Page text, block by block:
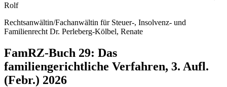
Rolf
Rechtsanwältin/Fachanwältin für Steuer-, Insolvenz- und
Familienrecht Dr. Perleberg-Kölbel, Renate
FamRZ-Buch 29: Das
familiengerichtliche Verfahren, 3. Aufl.
(Febr.) 2026